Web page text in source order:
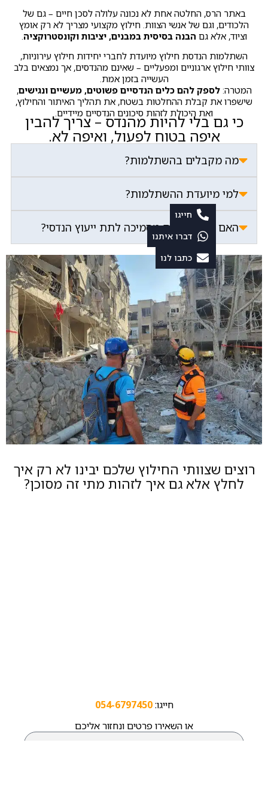
באתר הרס, החלטה אחת לא נכונה עלולה לסכן חיים – גם של
הלכודים, וגם של אנשי הצוות. חילוץ מקצועי מצריך לא רק אומץ
וציוד, אלא גם הבנה בסיסית במבנים, יציבות וקונסטרוקציה
השתלמות הנדסת חילוץ מיועדת לחברי יחידות חילוץ עירוניות,
צוותי חילוץ ארגוניים ומפעליים – שאינם מהנדסים, אך נמצאים בלב
העשייה בזמן אמת.
המטרה:לספק להם כלים הנדסיים פשוטים, מעשיים ונגישים,
שישפרו את קבלת ההחלטות בשטח, את תהליך האיתור והחילוץ,
ואת היכולת לזהות סיכונים הנדסיים מיידיים.
כי גם בלי להיות מהנדס – צריך להבין
איפה בטוח לפעול, ואיפה לא.
מה מקבלים בהשתלמות?
למי מיועדת ההשתלמות?
האם ההשתלמות מסמיכה לתת ייעוץ הנדסי?
רוצים שצוותי החילוץ שלכם יבינו לא רק איך
לחלץ אלא גם איך לזהות מתי זה מסוכן?
חייגו:054-6797450
או השאירו פרטים ונחזור אליכם
חייגו
דברו איתנו
כתבו לנו